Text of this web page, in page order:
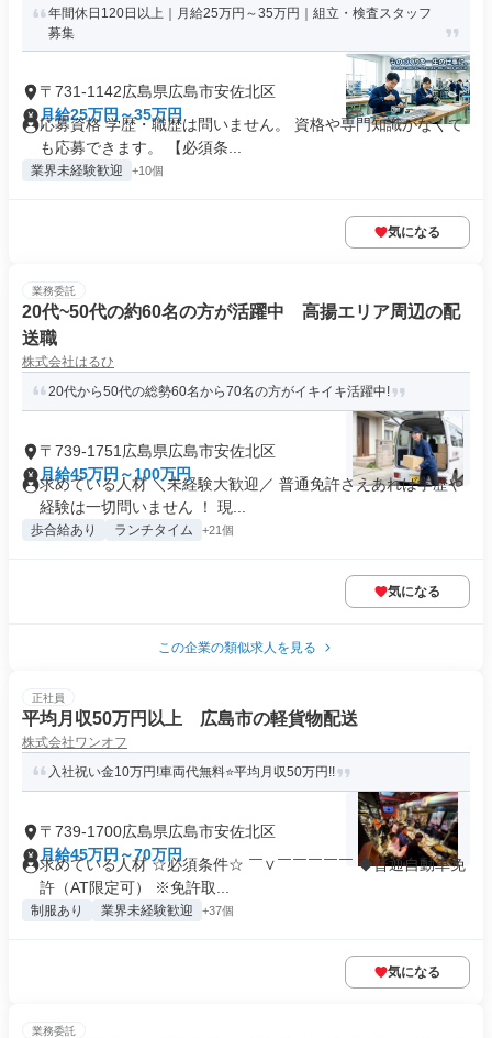
年間休日120日以上｜月給25万円～35万円｜組立・検査スタッフ
募集
〒731-1142広島県広島市安佐北区
月給25万円～35万円
応募資格 学歴・職歴は問いません。 資格や専門知識がなくて
も応募できます。 【必須条...
業界未経験歓迎 +10個
気になる
業務委託
20代~50代の約60名の方が活躍中 高揚エリア周辺の配
送職
株式会社はるひ
20代から50代の総勢60名から70名の方がイキイキ活躍中!
〒739-1751広島県広島市安佐北区
月給45万円～100万円
求めている人材 ＼未経験大歓迎／ 普通免許さえあれば学歴や
経験は一切問いません ！ 現...
歩合給あり ランチタイム +21個
気になる
この企業の類似求人を見る
正社員
平均月収50万円以上 広島市の軽貨物配送
株式会社ワンオフ
入社祝い金10万円!車両代無料⭐平均月収50万円!!
〒739-1700広島県広島市安佐北区
月給45万円～70万円
求めている人材 ☆必須条件☆ ￣∨￣￣￣￣￣ ◆普通自動車免
許（AT限定可） ※免許取...
制服あり 業界未経験歓迎 +37個
気になる
業務委託